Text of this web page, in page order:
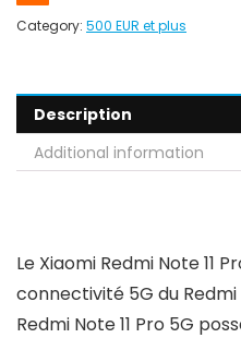
Category: 500 EUR et plus
Description
Additional information
Le Xiaomi Redmi Note 11
connectivité 5G du Redmi
Redmi Note 11 Pro 5G